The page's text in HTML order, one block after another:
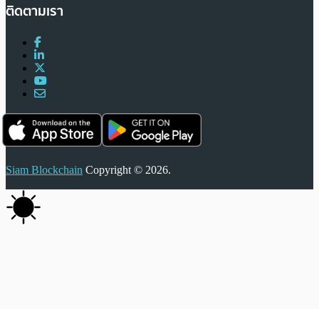
ติดตามเรา
Siam Blockchain Copyright © 2026.